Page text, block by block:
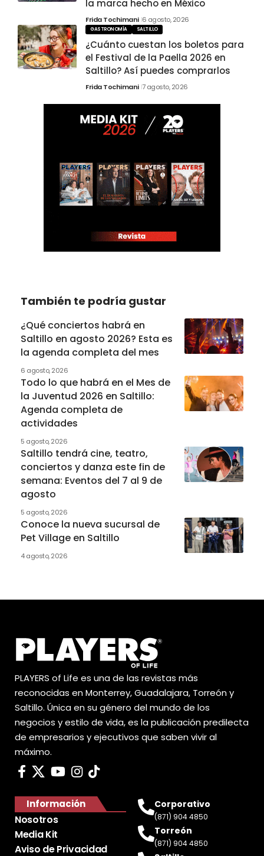
la marca hecho en México
Frida Tochimani 6 agosto, 2026
GASTRONOMÍA SALTILLO
¿Cuánto cuestan los boletos para
el Festival de la Paella 2026 en
Saltillo? Así puedes comprarlos
Frida Tochimani 7 agosto, 2026
También te podría gustar
¿Qué conciertos habrá en
Saltillo en agosto 2026? Esta es
la agenda completa del mes
6 agosto, 2026
Todo lo que habrá en el Mes de
la Juventud 2026 en Saltillo:
Agenda completa de
actividades
5 agosto, 2026
Saltillo tendrá cine, teatro,
conciertos y danza este fin de
semana: Eventos del 7 al 9 de
agosto
5 agosto, 2026
Conoce la nueva sucursal de
Pet Village en Saltillo
4 agosto, 2026
PLAYERS of Life es una de las revistas más
reconocidas en Monterrey, Guadalajara, Torreón y
Saltillo. Única en su género del mundo de los
negocios y estilo de vida, es la publicación predilecta
de empresarios y ejecutivos que saben vivir al
máximo.
Información
Nosotros
Media Kit
Aviso de Privacidad
Corporativo
(871) 904 4850
Torreón
(871) 904 4850